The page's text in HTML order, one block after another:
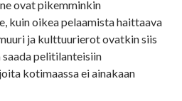
ovat pikemminkin
kuin oikea pelaamista haittaava
ja kulttuurierot ovatkin siis
saada pelitilanteisiin
kotimaassa ei ainakaan